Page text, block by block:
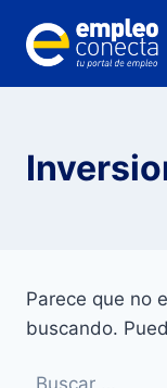
contenido
Parece que no
buscando.
Buscar: